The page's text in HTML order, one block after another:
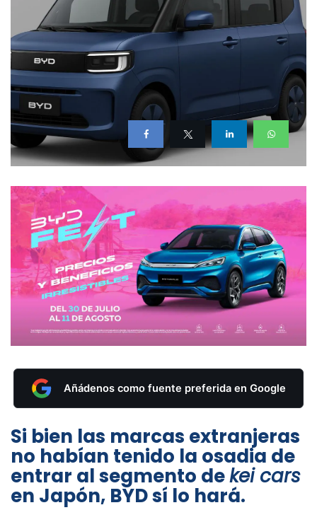
Añádenos como fuente preferida en Google
Si bien las marcas extranjeras
no habían tenido la osadia de
entrar al segmento dekei cars
en Japón, BYD sí lo hará.